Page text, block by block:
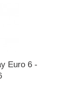
Euro 6 -